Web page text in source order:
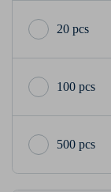
20 pcs
100 pcs
500 pcs